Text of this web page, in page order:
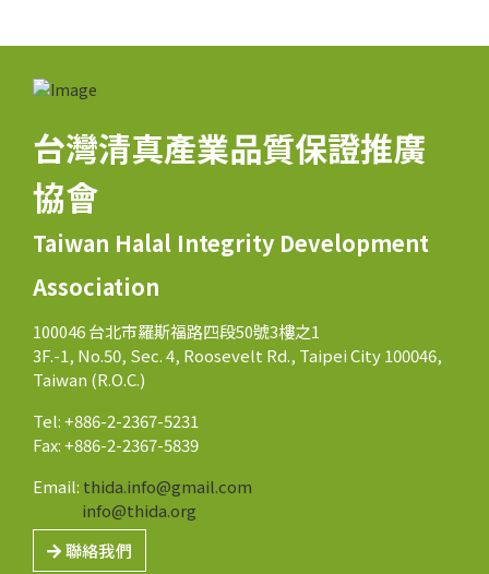
台灣清真產業品質保證推廣
協會
Taiwan Halal Integrity Development
Association
100046 台北市羅斯福路四段50號3樓之1
3F.-1, No.50, Sec. 4, Roosevelt Rd., Taipei City 100046,
Taiwan (R.O.C.)
Tel: +886-2-2367-5231
Fax: +886-2-2367-5839
Email: thida.info@gmail.com
info@thida.org
聯絡我們